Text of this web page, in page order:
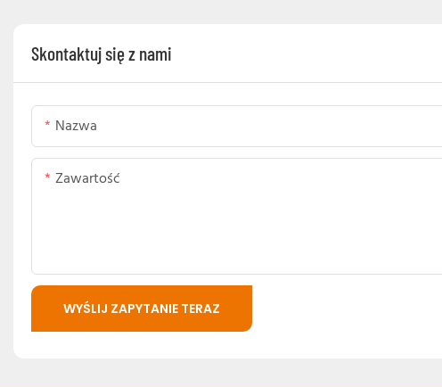
Skontaktuj się z nami
Nazwa
Zawartość
WYŚLIJ ZAPYTANIE TERAZ